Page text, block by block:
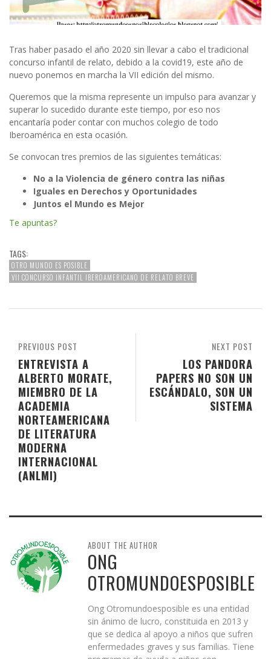
Tras haber pasado el año 2020 sin llevar a cabo el tradicional
concurso infantil de relato, debido a la covid19, este año de
nuevo ponemos en marcha la VII edición del mismo.
Queremos que la misma represente un impulso para avanzar y
superar lo sucedido durante este tiempo, por eso nos
encantaría poder contar con muchos colegio de todo
Iberoamérica en esta ocasión.
Se convocan tres premios de las siguientes temáticas:
No a la Violencia de género contra las niñas
Iguales en Derechos y Oportunidades
Juntos el Mundo es Mejor
Te apuntas?
TAGS:
OTRO MUNDO ES POSIBLE
VII CONCURSO INFANTIL IBEROAMERICANO DE RELATO BREVE
NEXT POST
LOS PANDORA
PAPERS NO SON UN
ESCÁNDALO, SON UN
SISTEMA
PREVIOUS POST
ENTREVISTA A
ALBERTO MORATE,
MIEMBRO DE LA
ACADEMIA
NORTEAMERICANA
DE LITERATURA
MODERNA
INTERNACIONAL
(ANLMI)
ABOUT THE AUTHOR
ONG
OTROMUNDOESPOSIBLE
Ong Otromundoesposible es una entidad
sin ánimo de lucro, constituida en 2013 y
que se dedica al apoyo a niños que sufren
enfermedades graves y sus familias. Tiene